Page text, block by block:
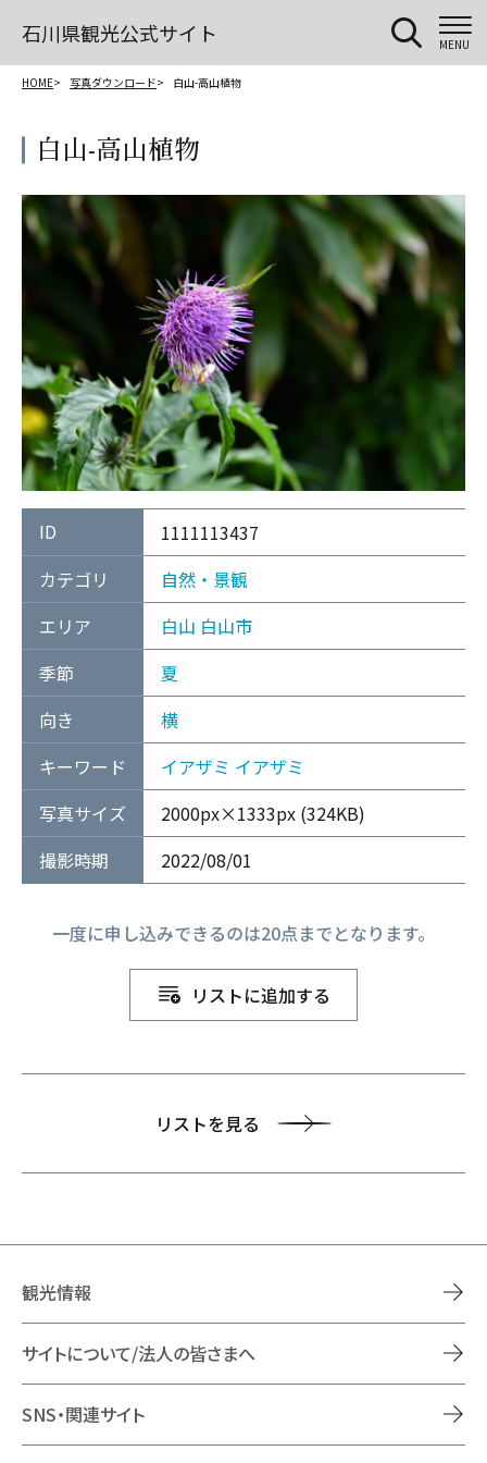
石川県観光公式サイト MENU
HOME 写真ダウンロード 白山-高山植物
白山-高山植物
ID
1111113437
カテゴリ
自然・景観
エリア
白山 白山市
季節
夏
向き
横
キーワード
イアザミ イアザミ
写真サイズ
2000px×1333px (324KB)
撮影時期
2022/08/01
一度に申し込みできるのは20点までとなります。
リストに追加する
リストを見る
観光情報
サイトについて/法人の皆さまへ
SNS・関連サイト